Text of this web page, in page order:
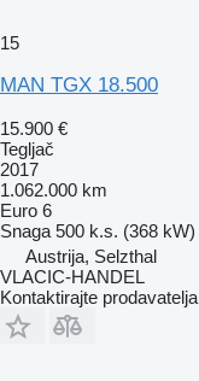
15
MAN TGX 18.500
15.900 €
Tegljač
2017
1.062.000 km
Euro 6
Snaga 500 k.s. (368 kW)
Austrija, Selzthal
VLACIC-HANDEL
Kontaktirajte prodavatelja